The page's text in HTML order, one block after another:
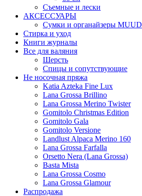
Съемные и лески
АКСЕССУАРЫ
Сумки и органайзеры MUUD
Стирка и уход
Книги журналы
Все для валяния
Шерсть
Спицы и сопутствующие
Не носочная пряжа
Katia Azteka Fine Lux
Lana Grossa Brillino
Lana Grossa Merino Twister
Gomitolo Christmas Edition
Gomitolo Gala
Gomitolo Versione
Landlust Alpaca Merino 160
Lana Grossa Farfalla
Orsetto Nera (Lana Grossa)
Basta Mista
Lana Grossa Cosmo
Lana Grossa Glamour
Распродажа